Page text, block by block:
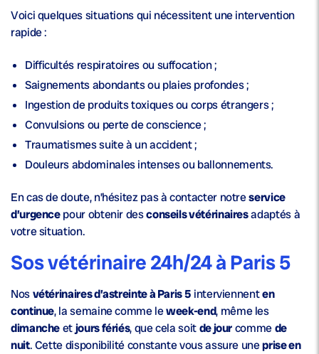
Voici quelques situations qui nécessitent une intervention
rapide :
Difficultés respiratoires ou suffocation ;
Saignements abondants ou plaies profondes ;
Ingestion de produits toxiques ou corps étrangers ;
Convulsions ou perte de conscience ;
Traumatismes suite à un accident ;
Douleurs abdominales intenses ou ballonnements.
En cas de doute, n’hésitez pas à contacter notreservice
d’urgencepour obtenir desconseils vétérinairesadaptés à
votre situation.
Sos vétérinaire 24h/24 à Paris 5
Nosvétérinaires d’astreinte à Paris 5 interviennenten
continue, la semaine comme leweek-end, même les
dimancheetjours fériés, que cela soitde jourcommede
nuit. Cette disponibilité constante vous assure uneprise en